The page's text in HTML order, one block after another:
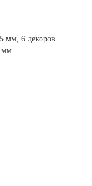
мм, 6 декоров
мм